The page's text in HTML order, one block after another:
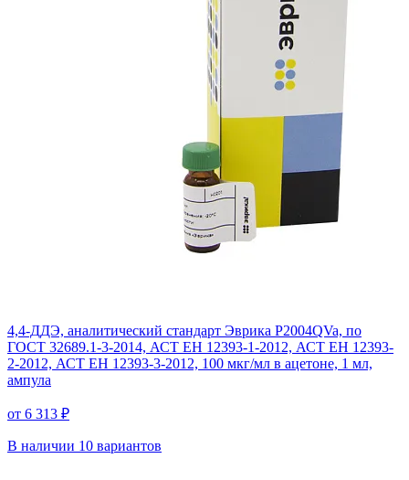
4,4-ДДЭ, аналитический стандарт Эврика P2004QVa, по
ГОСТ 32689.1-3-2014, АСТ ЕН 12393-1-2012, АСТ ЕН 12393-
2-2012, АСТ ЕН 12393-3-2012, 100 мкг/мл в ацетоне, 1 мл,
ампула
от 6 313 ₽
В наличии 10 вариантов